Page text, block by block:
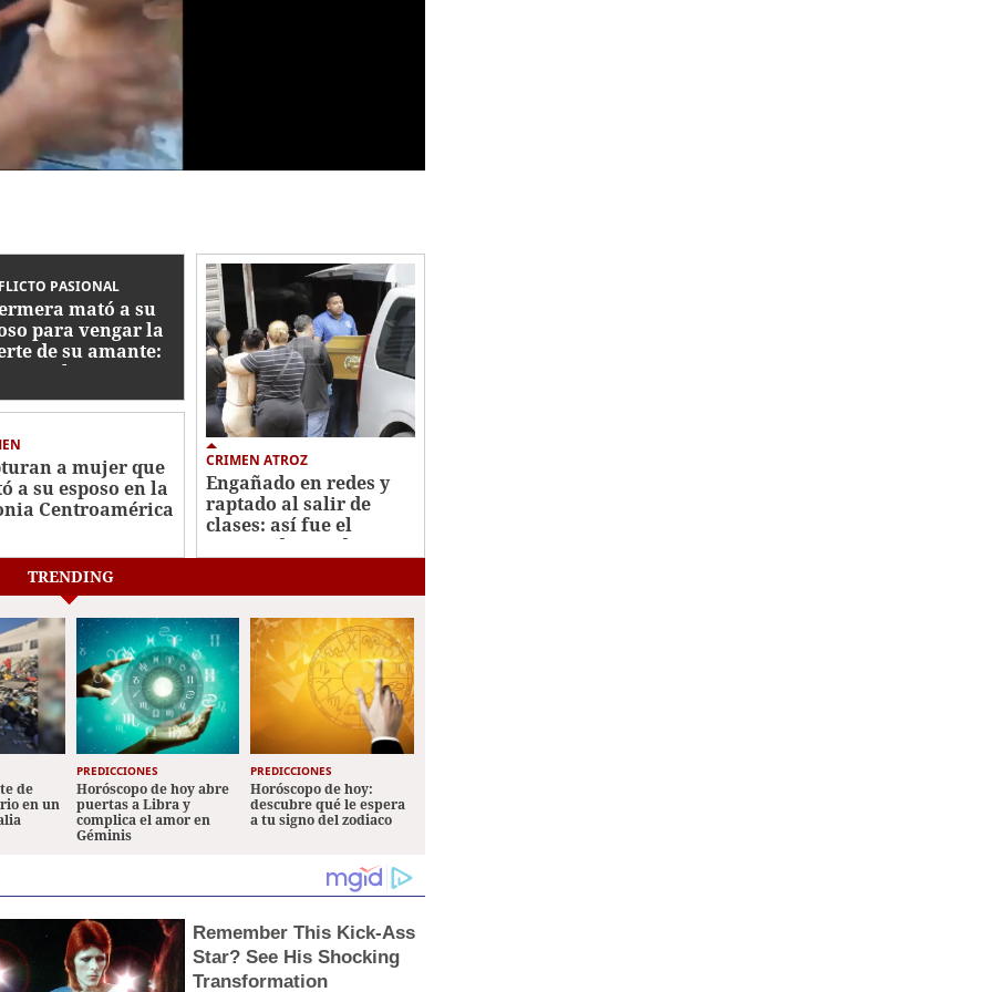
PASIONAL
mató a su
para vengar la
de su amante:
en la
a mujer que
a su esposo en la
Centroamérica
CRIMEN ATROZ
Engañado en redes y
raptado al salir de
clases: así fue el
crimen de estudiante
TRENDING
de
en un
PREDICCIONES
Horóscopo de hoy abre
puertas a Libra y
complica el amor en
Géminis
PREDICCIONES
Horóscopo de hoy:
descubre qué le espera
a tu signo del zodiaco
Remember This Kick-Ass
Star? See His Shocking
Transformation